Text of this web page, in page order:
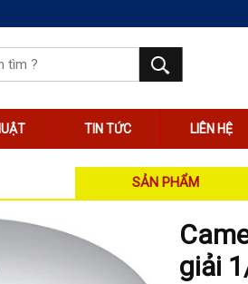
TIN TỨC LIÊN HỆ
SẢN PHẨM
giải